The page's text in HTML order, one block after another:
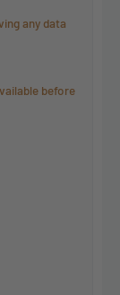
any data
before